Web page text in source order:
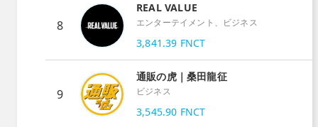
8
REAL VALUE
エンターテイメント、ビジネス
3,841.39 FNCT
9
通販の虎｜桑田龍征
ビジネス
3,545.90 FNCT